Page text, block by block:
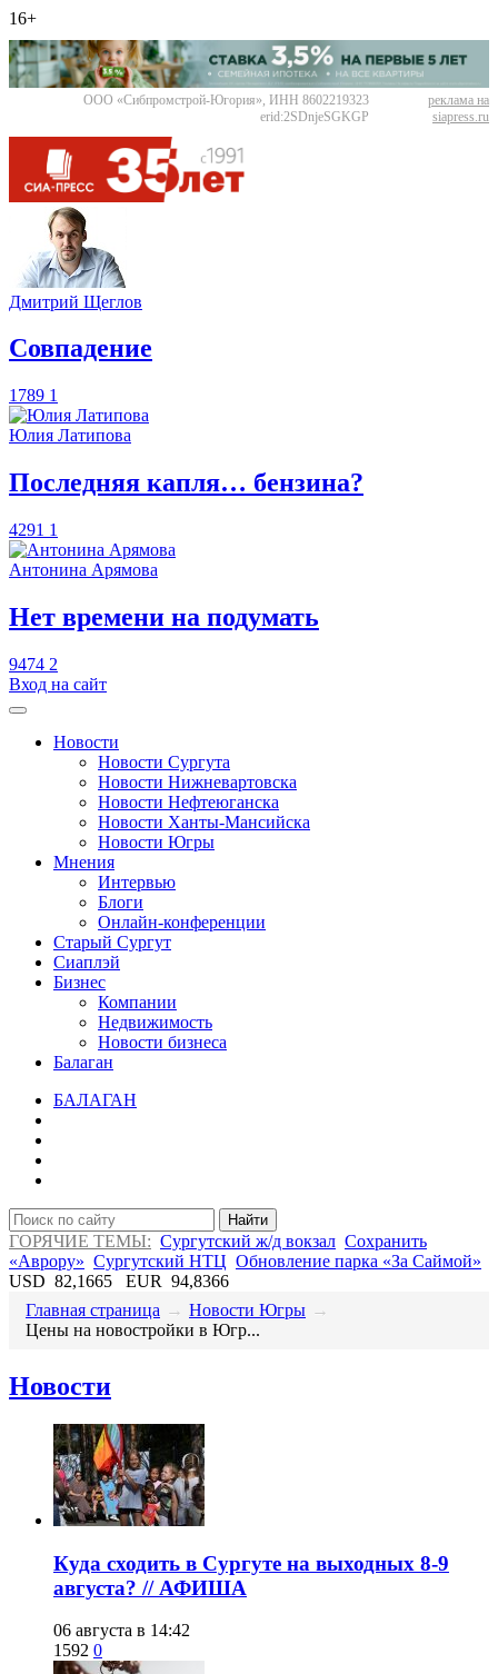
16+
ООО «Сибпромстрой-Югория», ИНН 8602219323
erid:2SDnjeSGKGP
реклама на
siapress.ru
Дмитрий Щеглов
​Совпадение
1789 1
Юлия Латипова
​Последняя капля… бензина?
4291 1
Антонина Арямова
​Нет времени на подумать
9474 2
Вход на сайт
Новости
Новости Сургута
Новости Нижневартовска
Новости Нефтеюганска
Новости Ханты-Мансийска
Новости Югры
Мнения
Интервью
Блоги
Онлайн-конференции
Старый Сургут
Сиаплэй
Бизнес
Компании
Недвижимость
Новости бизнеса
Балаган
БАЛАГАН
Найти
ГОРЯЧИЕ ТЕМЫ: Сургутский ж/д вокзал Сохранить
«Аврору» Сургутский НТЦ Обновление парка «За Саймой»
USD 82,1665 EUR 94,8366
Главная страница → Новости Югры →
​Цены на новостройки в Югр...
Новости
​Куда сходить в Сургуте на выходных 8-9
августа? // АФИША
06 августа в 14:42
1592 0